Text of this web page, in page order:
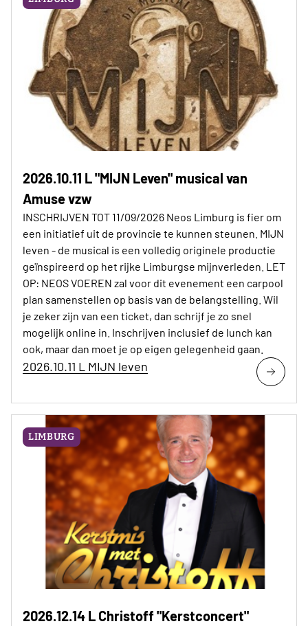
2026.10.11 L "MIJN Leven" musical van
Amuse vzw
INSCHRIJVEN TOT 11/09/2026 Neos Limburg is fier om
een initiatief uit de provincie te kunnen steunen. MIJN
leven - de musical is een volledig originele productie
geïnspireerd op het rijke Limburgse mijnverleden. LET
OP: NEOS VOEREN zal voor dit evenement een carpool
plan samenstellen op basis van de belangstelling. Wil
je zeker zijn van een ticket, dan schrijf je zo snel
mogelijk online in. Inschrijven inclusief de lunch kan
ook, maar dan moet je op eigen gelegenheid gaan.
2026.10.11 L MIJN leven
LIMBURG
2026.12.14 L Christoff "Kerstconcert"